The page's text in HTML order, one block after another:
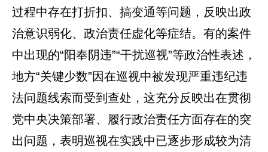
过程中存在打折扣、搞变通等问题，反映出政
治意识弱化、政治责任虚化等症结。有的案件
中出现的“阳奉阴违”“干扰巡视”等政治性表述，
地方“关键少数”因在巡视中被发现严重违纪违
法问题线索而受到查处，这充分反映出在贯彻
党中央决策部署、履行政治责任方面存在的突
出问题，表明巡视在实践中已逐步形成较为清